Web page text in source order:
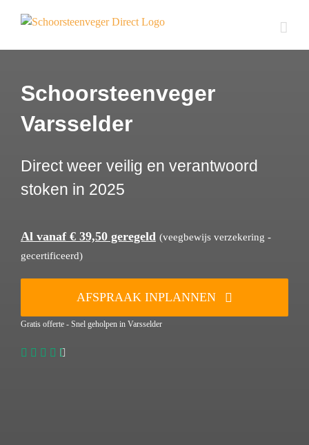
Schoorsteenveger
Varsselder
Direct weer veilig en verantwoord
stoken in 2025
Al vanaf € 39,50 geregeld (veegbewijs verzekering -
gecertificeerd)
AFSPRAAK INPLANNEN
Gratis offerte - Snel geholpen in Varsselder